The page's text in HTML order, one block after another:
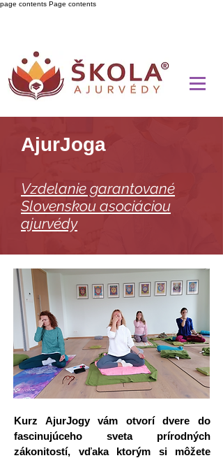
page contents Page contents
AjurJoga
Vzdelanie garantované
Slovenskou asociáciou
ajurvédy
Kurz AjurJogy vám otvorí dvere do
fascinujúceho sveta prírodných
zákonitostí, vďaka ktorým si môžete